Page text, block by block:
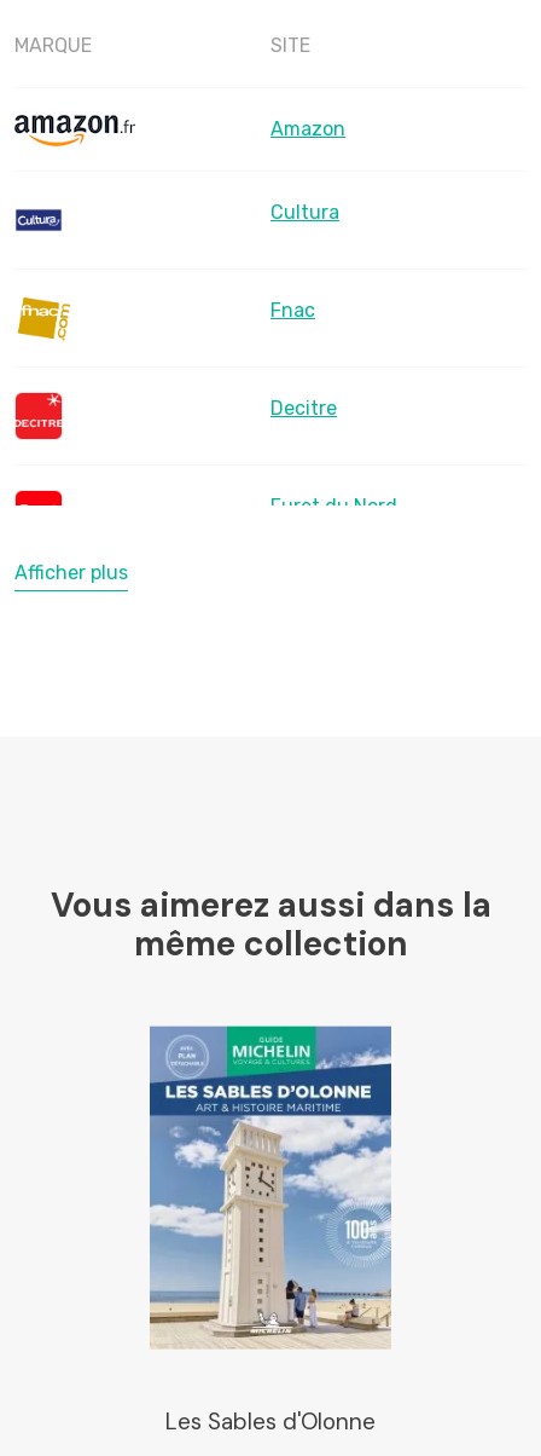
MARQUE SITE
Amazon
Cultura
Fnac
Decitre
Furet du Nord
Mollat
Chapitre
Dialogue
Librairie La Procure
Afficher plus
Vous aimerez aussi dans la
même collection
Les Sables d'Olonne